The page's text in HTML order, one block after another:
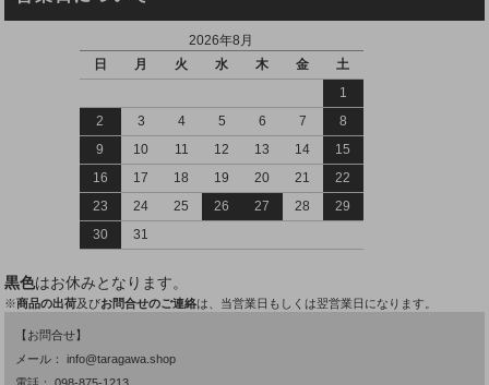
2026年8月
日
月 火 水 木 金
土
1
2
3 4 5 6 7
8
9
10 11 12 13 14
15
16
17 18 19 20 21
22
23
24 25 26 27 28
29
30
31
黒色はお休みとなります。
※商品の出荷及びお問合せのご連絡は、当営業日もしくは翌営業日になります。
【お問合せ】
メール：info@taragawa.shop